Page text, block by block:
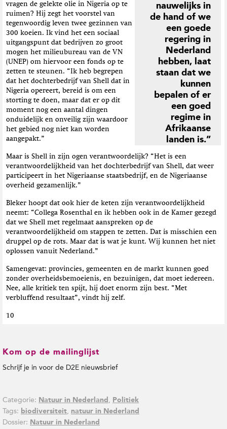
nauwelijks in
de hand of we
een goede
regering in
Nederland
hebben, laat
staan dat we
kunnen
bepalen of er
een goed
regime in
Afrikaanse
landen is.”
vragen de gelekte olie in Nigeria op te
ruimen? Hij zegt het voorstel van
tegenwoordig leven twee gezinnen van
300 koeien. Ik vind het een sociaal
uitgangspunt dat bedrijven zo groot
mogen het milieubureau van de VN
(UNEP) om hiervoor een fonds op te
zetten te steunen. “Ik heb begrepen
dat het dochterbedrijf van Shell dat in
Nigeria opereert, bereid is om een
storting te doen, maar dat er op dit
moment nog een aantal dingen
onduidelijk en onveilig zijn waardoor
het gebied nog niet kan worden
aangepakt.”
Maar is Shell in zijn ogen verantwoordelijk? “Het is een
verantwoordelijkheid van het dochterbedrijf van Shell, dat weer
participeert in het Nigeriaanse staatsbedrijf, en de Nigeriaanse
overheid gezamenlijk.”
Bleker hoopt dat ook hier de keten zijn verantwoordelijkheid
neemt: “Collega Rosenthal en ik hebben ook in de Kamer gezegd
dat we Shell met regelmaat aanspreken op de
verantwoordelijkheid om stappen te zetten. Dat is misschien een
druppel op de rots. Maar dat is wat je kunt. Wij kunnen het niet
oplossen vanuit Nederland.”
Samengevat: provincies, gemeenten en de markt kunnen goed
zonder overheidsbemoeienis, en bezuinigen, dat moet iedereen.
Nee, alle kritiek ten spijt, hij doet enorm zijn best. “Met
verbluffend resultaat”, vindt hij zelf.
10
Kom op de mailinglijst
Schrijf je in voor de D2E nieuwsbrief
Categorie: Natuur in Nederland , Politiek
Tags: biodiversiteit, natuur in Nederland
Dossier: Natuur in Nederland